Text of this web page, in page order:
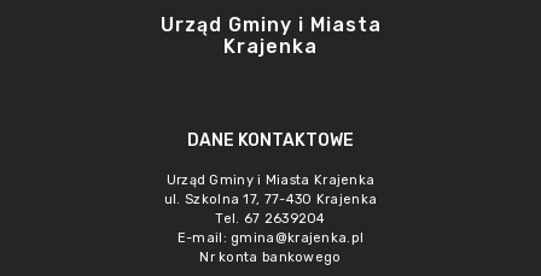
Urząd Gminy i Miasta
Krajenka
DANE KONTAKTOWE
Urząd Gminy i Miasta Krajenka
ul. Szkolna 17, 77-430 Krajenka
Tel. 67 2639204
E-mail: gmina@krajenka.pl
Nr konta bankowego